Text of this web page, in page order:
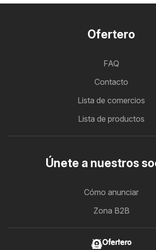
Ofertero
FAQ
Contacto
Lista de comercios
Lista de productos
Únete a nuestros
Cómo anunciar
Zona B2B
Ofertero